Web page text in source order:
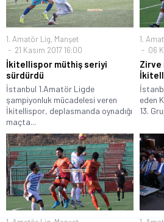
1. Amatör Lig, Manşet
21 Kasım 2017 16:00
İkitellispor müthiş seriyi
sürdürdü
İstanbul 1.Amatör Ligde
şampiyonluk mücadelesi veren
İkitellispor, deplasmanda oynadığı
maçta...
1.
06
Zirve
eden
13.